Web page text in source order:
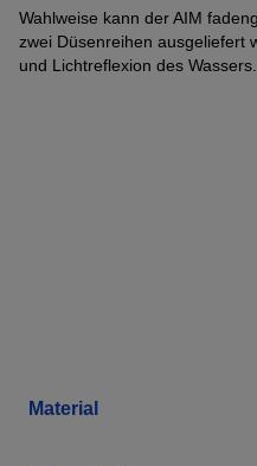
Wahlweise kann der AIM
zwei Düsenreihen ausgeliefert
und Lichtreflexion des Wassers.
Material
(https://
Name